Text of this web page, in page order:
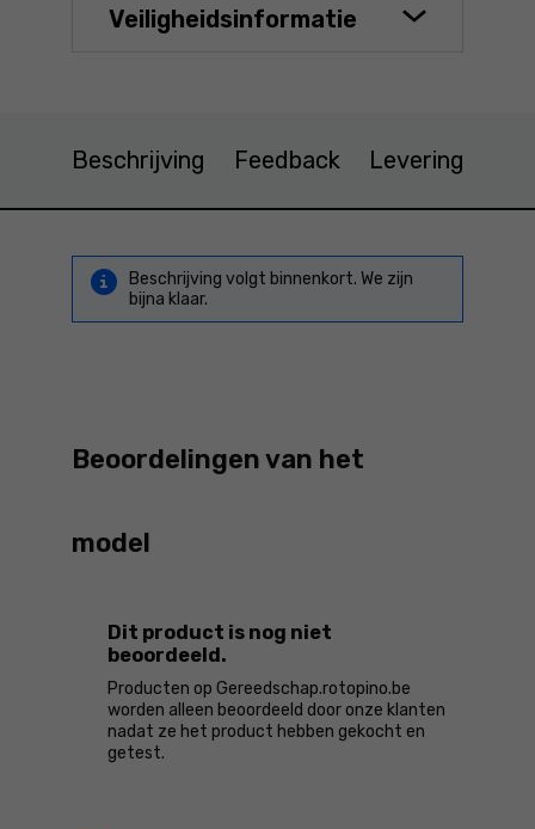
Veiligheidsinformatie
Beschrijving Feedback Levering
Beschrijving volgt binnenkort. We zijn
bijna klaar.
Beoordelingen van het
model
Dit product is nog niet
beoordeeld.
Producten op Gereedschap.rotopino.be
worden alleen beoordeeld door onze klanten
nadat ze het product hebben gekocht en
getest.